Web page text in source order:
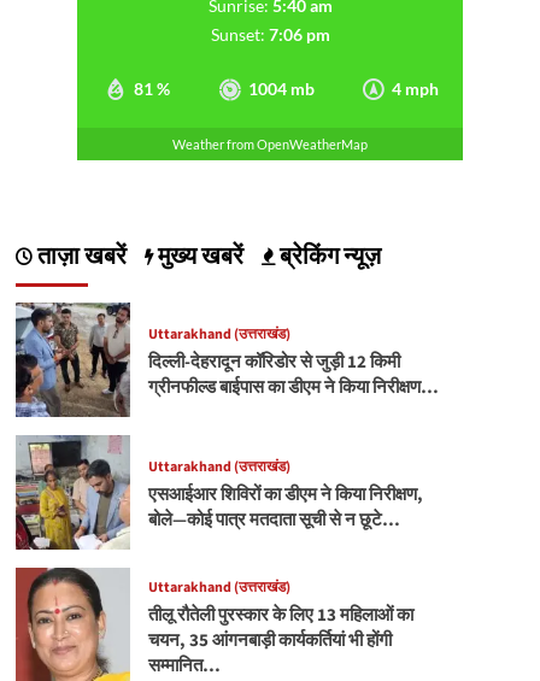
81 % 1004 mb 4 mph
Sunrise: 5:40 am
Sunset: 7:06 pm
Weather from OpenWeatherMap
ताज़ा खबरें मुख्य खबरें ब्रेकिंग न्यूज़
Uttarakhand (उत्तराखंड)
दिल्ली-देहरादून कॉरिडोर से जुड़ी 12 किमी
ग्रीनफील्ड बाईपास का डीएम ने किया निरीक्षण…
Uttarakhand (उत्तराखंड)
एसआईआर शिविरों का डीएम ने किया निरीक्षण,
बोले—कोई पात्र मतदाता सूची से न छूटे…
Uttarakhand (उत्तराखंड)
तीलू रौतेली पुरस्कार के लिए 13 महिलाओं का
चयन, 35 आंगनबाड़ी कार्यकर्तियां भी होंगी
सम्मानित…